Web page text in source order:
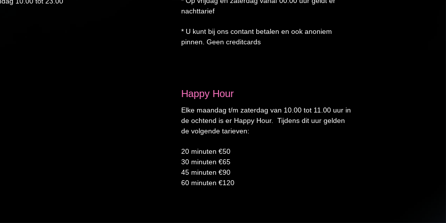
nachttarief
* U kunt bij ons contant betalen en ook anoniem
pinnen. Geen creditcards
Happy Hour
Elke maandag t/m zaterdag van 10.00 tot 11.00 uur in
de ochtend is er Happy Hour. Tijdens dit uur gelden
de volgende tarieven:
20 minuten €50
30 minuten €65
45 minuten €90
60 minuten €120